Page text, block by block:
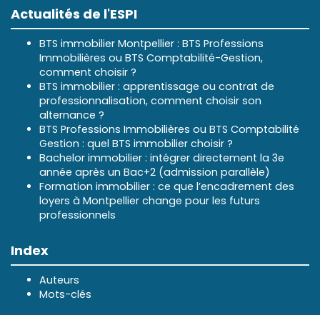
Actualités de l'ESPI
BTS immobilier Montpellier : BTS Professions
Immobilières ou BTS Comptabilité-Gestion,
comment choisir ?
BTS immobilier : apprentissage ou contrat de
professionnalisation, comment choisir son
alternance ?
BTS Professions Immobilières ou BTS Comptabilité
Gestion : quel BTS immobilier choisir ?
Bachelor immobilier : intégrer directement la 3e
année après un Bac+2 (admission parallèle)
Formation immobilier : ce que l’encadrement des
loyers à Montpellier change pour les futurs
professionnels
Index
Auteurs
Mots-clés